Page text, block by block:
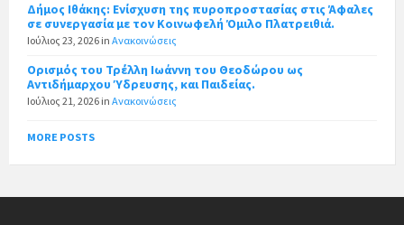
Δήμος Ιθάκης: Ενίσχυση της πυροπροστασίας στις Άφαλες
σε συνεργασία με τον Κοινωφελή Όμιλο Πλατρειθιά.
Ιούλιος 23, 2026 in Ανακοινώσεις
Ορισμός του Τρέλλη Ιωάννη του Θεοδώρου ως
Αντιδήμαρχου Ύδρευσης, και Παιδείας.
Ιούλιος 21, 2026 in Ανακοινώσεις
MORE POSTS